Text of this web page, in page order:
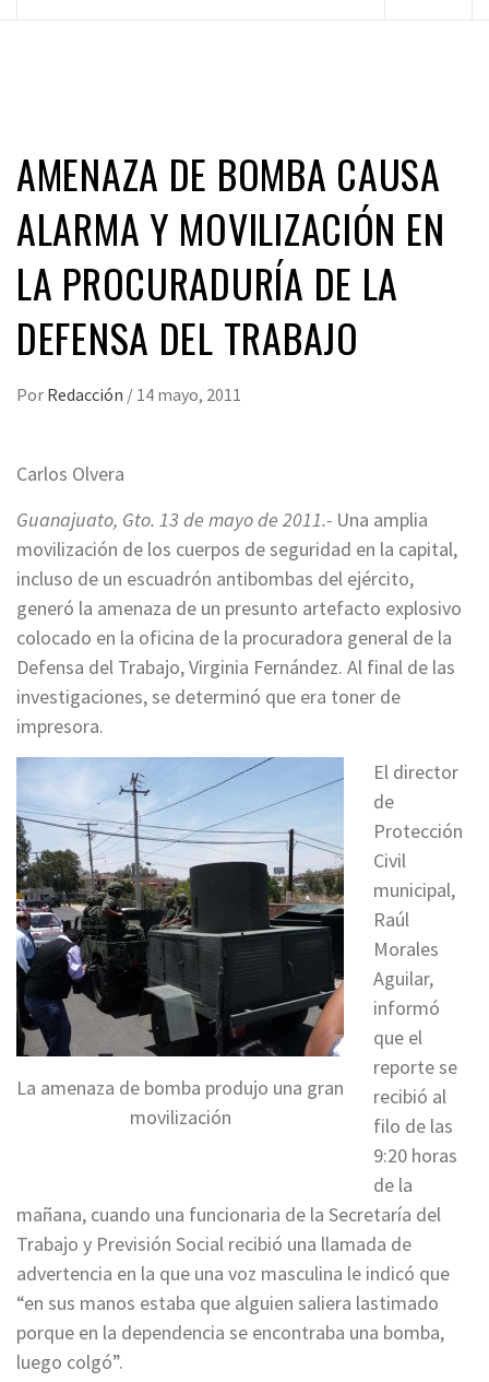
AMENAZA DE BOMBA CAUSA
ALARMA Y MOVILIZACIÓN EN
LA PROCURADURÍA DE LA
DEFENSA DEL TRABAJO
Por Redacción / 14 mayo, 2011
Carlos Olvera
Guanajuato, Gto. 13 de mayo de 2011.- Una amplia
movilización de los cuerpos de seguridad en la capital,
incluso de un escuadrón antibombas del ejército,
generó la amenaza de un presunto artefacto explosivo
colocado en la oficina de la procuradora general de la
Defensa del Trabajo, Virginia Fernández. Al final de las
investigaciones, se determinó que era toner de
impresora.
La amenaza de bomba produjo una gran
movilización
El director
de
Protección
Civil
municipal,
Raúl
Morales
Aguilar,
informó
que el
reporte se
recibió al
filo de las
9:20 horas
de la
mañana, cuando una funcionaria de la Secretaría del
Trabajo y Previsión Social recibió una llamada de
advertencia en la que una voz masculina le indicó que
“en sus manos estaba que alguien saliera lastimado
porque en la dependencia se encontraba una bomba,
luego colgó”.